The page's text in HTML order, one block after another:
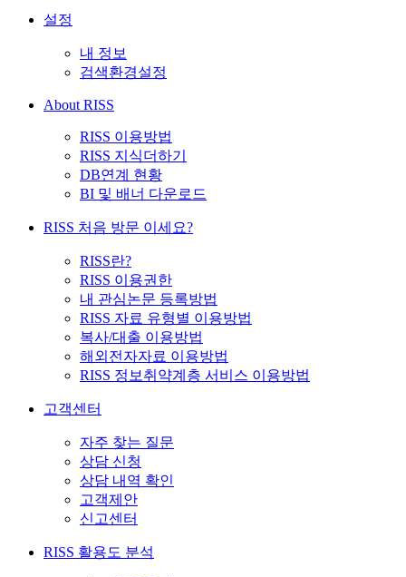
설정
내 정보
검색환경설정
About RISS
RISS 이용방법
RISS 지식더하기
DB연계 현황
BI 및 배너 다운로드
RISS 처음 방문 이세요?
RISS란?
RISS 이용권한
내 관심논문 등록방법
RISS 자료 유형별 이용방법
복사/대출 이용방법
해외전자자료 이용방법
RISS 정보취약계층 서비스 이용방법
고객센터
자주 찾는 질문
상담 신청
상담 내역 확인
고객제안
신고센터
RISS 활용도 분석